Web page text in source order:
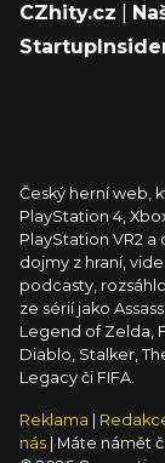
CZhity.cz
Český herní web,
PlayStation 4,
PlayStation VR2
dojmy z hraní,
podcasty,
ze sérií jako
Legend of Zelda,
Diablo, Stalker,
Legacy či FIFA.
Reklama
nás
| Máte námět